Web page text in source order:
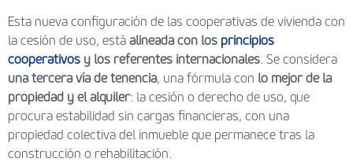
Esta nueva configuración de las cooperativas de vivienda con
la cesión de uso, está alineada con los principios
cooperativos y los referentes internacionales. Se considera
una tercera vía de tenencia, una fórmula con lo mejor de la
propiedad y el alquiler: la cesión o derecho de uso, que
procura estabilidad sin cargas financieras, con una
propiedad colectiva del inmueble que permanece tras la
construcción o rehabilitación.